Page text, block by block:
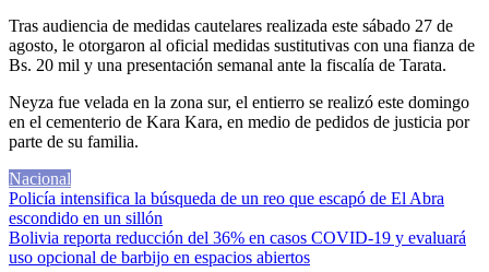
Tras audiencia de medidas cautelares realizada este sábado 27 de
agosto, le otorgaron al oficial medidas sustitutivas con una fianza de
Bs. 20 mil y una presentación semanal ante la fiscalía de Tarata.
Neyza fue velada en la zona sur, el entierro se realizó este domingo
en el cementerio de Kara Kara, en medio de pedidos de justicia por
parte de su familia.
Nacional
Navegación
de
entradas
Policía intensifica la búsqueda de un reo que escapó de El Abra
escondido en un sillón
Bolivia reporta reducción del 36% en casos COVID-19 y evaluará
uso opcional de barbijo en espacios abiertos